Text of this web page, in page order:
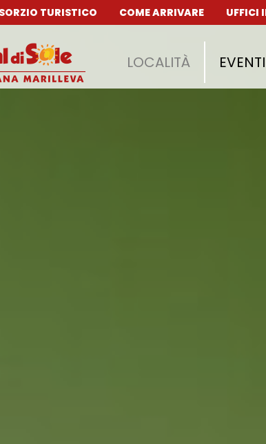
TURISTICO COME ARRIVARE UFFICI
LOCALITÀ EVENTI